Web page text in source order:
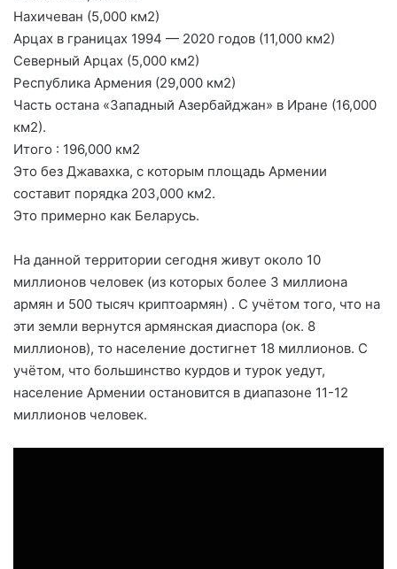
Нахичеван (5,000 км2)
Арцах в границах 1994 — 2020 годов (11,000 км2)
Северный Арцах (5,000 км2)
Республика Армения (29,000 км2)
Часть остана «Западный Азербайджан» в Иране (16,000
км2).
Итого : 196,000 км2
Это без Джавахка, с которым площадь Армении
составит порядка 203,000 км2.
Это примерно как Беларусь.
На данной территории сегодня живут около 10
миллионов человек (из которых более 3 миллиона
армян и 500 тысяч криптоармян) . С учётом того, что на
эти земли вернутся армянская диаспора (ок. 8
миллионов), то население достигнет 18 миллионов. С
учётом, что большинство курдов и турок уедут,
население Армении остановится в диапазоне 11-12
миллионов человек.